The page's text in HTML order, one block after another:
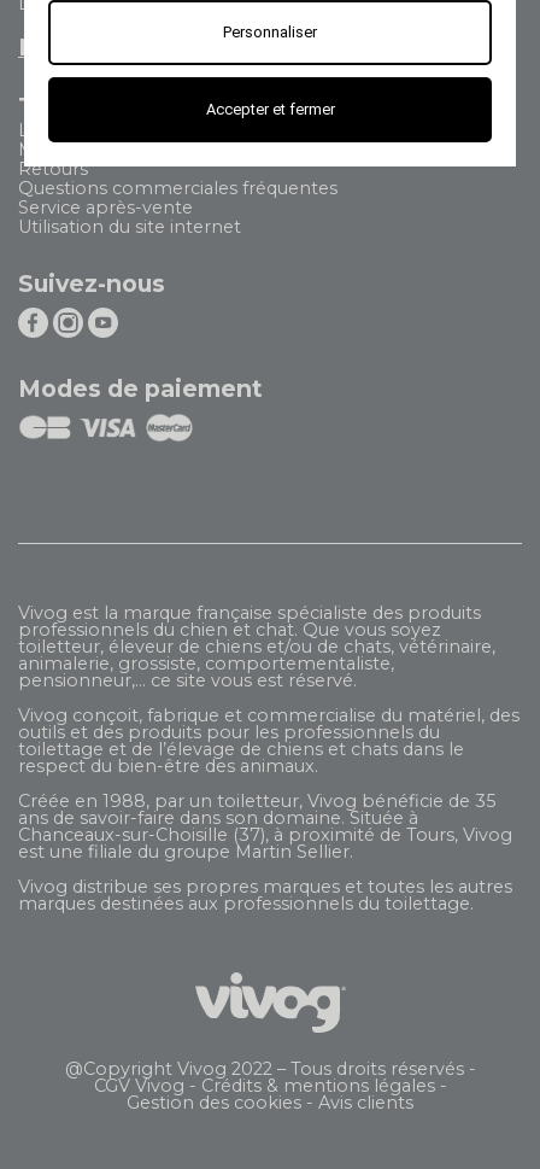
Nous envoyer un email
Tout savoir
Livraison
Modes de paiement
Retours
Questions commerciales fréquentes
Service après-vente
Utilisation du site internet
Suivez-nous
Modes de paiement
Vivog est la marque française spécialiste des produits
professionnels du chien et chat. Que vous soyez
toiletteur, éleveur de chiens et/ou de chats, vétérinaire,
animalerie, grossiste, comportementaliste,
pensionneur,... ce site vous est réservé.
Vivog conçoit, fabrique et commercialise du matériel, des
outils et des produits pour les professionnels du
toilettage et de l’élevage de chiens et chats dans le
respect du bien-être des animaux.
Créée en 1988, par un toiletteur, Vivog bénéficie de 35
ans de savoir-faire dans son domaine. Située à
Chanceaux-sur-Choisille (37), à proximité de Tours, Vivog
est une filiale du groupe Martin Sellier.
Vivog distribue ses propres marques et toutes les autres
marques destinées aux professionnels du toilettage.
@Copyright Vivog 2022 – Tous droits réservés -
CGV Vivog - Crédits & mentions légales-
Gestion des cookies - Avis clients
Personnaliser
Accepter et fermer